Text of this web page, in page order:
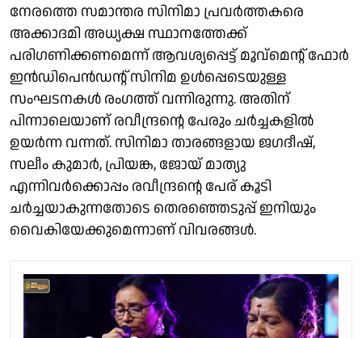
നേരത്തെ സമാന്തര സിനിമാ പ്രവര്‍ത്തകരെ
അക്കാദമി അധ്യക്ഷ സ്ഥാനത്തേക്ക്
പരിഗണിക്കണമെന്ന് ആവശ്യപ്പെട്ട് മൂവ്മെന്റ് ഫോര്‍
ഇന്‍ഡിപെന്‍ഡന്റ് സിനിമ ഉള്‍പ്പെടെയുള്ള
സംഘടനകള്‍ രംഗത്ത് വന്നിരുന്നു. അതിന്
പിന്നാലെയാണ് രവീന്ദ്രന്റെ പേരും ചര്‍ച്ചകളില്‍
ഉയര്‍ന്ന വന്നത്. സിനിമാ താരങ്ങളായ ജഗദീഷ്,
സലീം കുമാര്‍, പ്രിയങ്ക, ജോയ് മാത്യു
എന്നിവര്‍ക്കൊപ്പം രവീന്ദ്രന്റെ പേര് കൂടി
ചര്‍ച്ചയാകുന്നതോടെ തെരഞ്ഞെടുപ്പ് ഇനിയും
വൈകിയേക്കുമെന്നാണ് വിവരങ്ങള്‍.